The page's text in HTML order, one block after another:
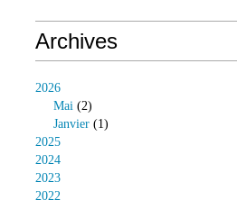
Archives
2026
Mai (2)
Janvier (1)
2025
2024
2023
2022